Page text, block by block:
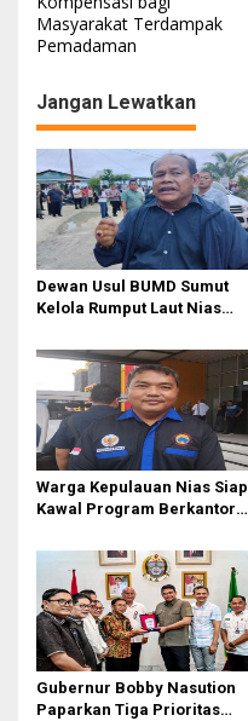
v
i
a
s
i
p
o
s
Masyarakat Terdampak
Pemadaman
Jangan Lewatkan
Dewan Usul BUMD Sumut
Kelola Rumput Laut Nias
Warga Kepulauan Nias Siap
Kawal Program Berkantor
Gubernur Bobby Nasution
Paparkan Tiga Prioritas